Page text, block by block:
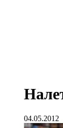
04.05.2012